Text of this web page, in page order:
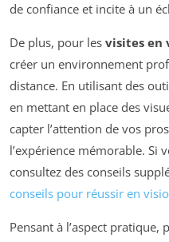
de confiance et incite à un
De plus, pour les visites en
créer un environnement
distance. En utilisant des
en mettant en place des
capter l’attention de vos
l’expérience mémorable. Si
consultez des conseils
conseils pour réussir en visio
Pensant à l’aspect pratique,